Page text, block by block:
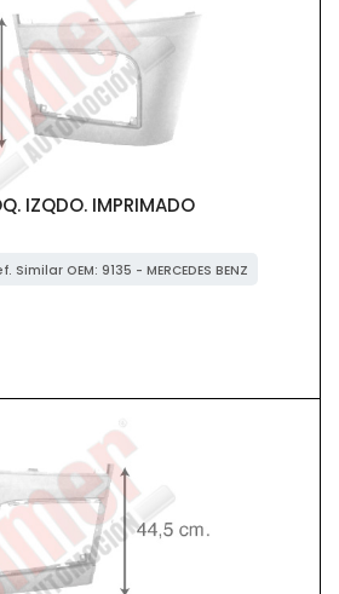
IZQDO. IMPRIMADO
Similar OEM: 9135 - MERCEDES BENZ